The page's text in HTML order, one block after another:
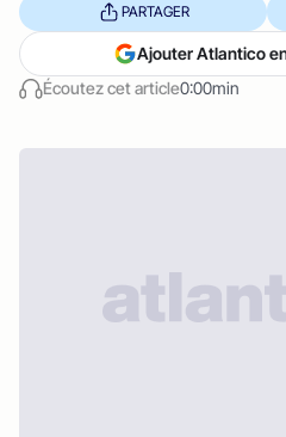
Écoutez cet article0:00min
PARTAGER
Ajouter Atlantico